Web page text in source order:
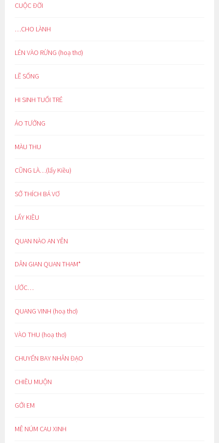
CUỘC ĐỜI
…CHO LÀNH
LẺN VÀO RỪNG (hoạ thơ)
LẼ SỐNG
HI SINH TUỔI TRẺ
ẢO TƯỞNG
MÀU THU
CŨNG LÀ…(lẩy Kiều)
SỞ THÍCH BÁ VƠ
LẨY KIỀU
QUAN NÀO AN YÊN
DÂN GIAN QUAN THAM*
ƯỚC…
QUANG VINH (hoạ thơ)
VÀO THU (hoạ thơ)
CHUYẾN BAY NHÂN ĐẠO
CHIỀU MUỘN
GỞI EM
MÊ NÚM CAU XINH